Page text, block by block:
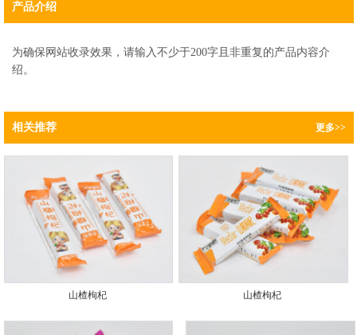
产品介绍
为确保网站收录效果，请输入不少于200字且非重复的产品内容介
绍。
相关推荐 更多>>
山楂枸杞 山楂枸杞